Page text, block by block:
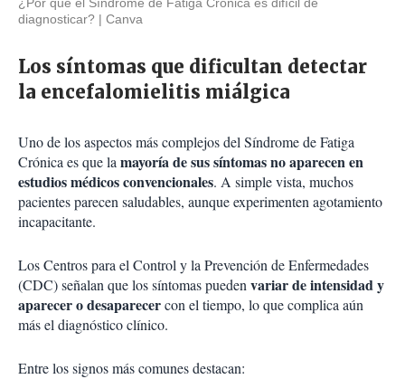
¿Por qué el Síndrome de Fatiga Crónica es difícil de
diagnosticar?
Canva
Los síntomas que dificultan detectar
la encefalomielitis miálgica
Uno de los aspectos más complejos del Síndrome de Fatiga
Crónica es que lamayoría de sus síntomas no aparecen en
estudios médicos convencionales. A simple vista, muchos
pacientes parecen saludables, aunque experimenten agotamiento
incapacitante.
Los Centros para el Control y la Prevención de Enfermedades
(CDC) señalan que los síntomas puedenvariar de intensidad y
aparecer o desaparecercon el tiempo, lo que complica aún
más el diagnóstico clínico.
Entre los signos más comunes destacan: